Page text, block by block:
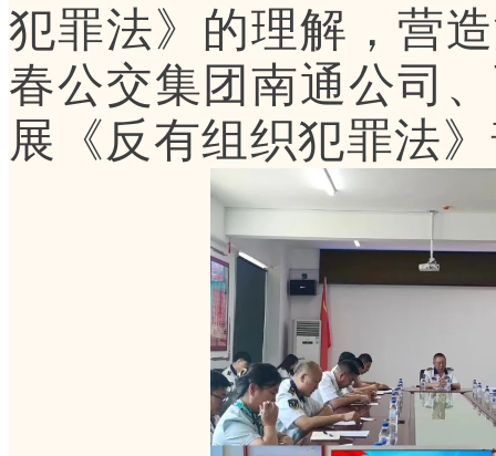
犯罪法》的理解，营
春公交集团南通公司
展 《反有组织犯罪法